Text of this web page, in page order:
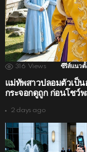
316 Views ซีรีส์แนวตั้
แม่ทัพสาวปลอมตัวเป็
กระจอกดูถูก ก่อนโชว์
2 days ago